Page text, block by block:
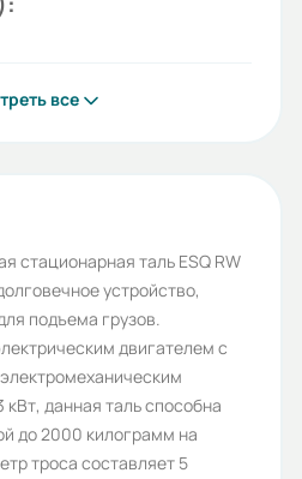
кВт:
все
стационарная таль ESQ RW
устройство,
подъема грузов.
двигателем с
данная таль способна
до 2000 килограмм на
троса составляет 5